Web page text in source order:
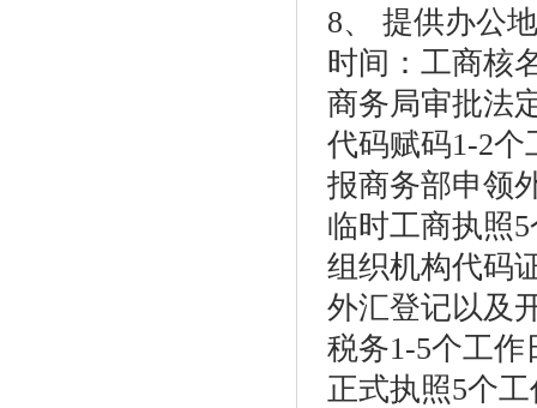
8、 提供办公
时间：工商核
商务局审批法
代码赋码1-2个
报商务部申领
临时工商执照
组织机构代码
外汇登记以及
税务1-5个工作
正式执照5个